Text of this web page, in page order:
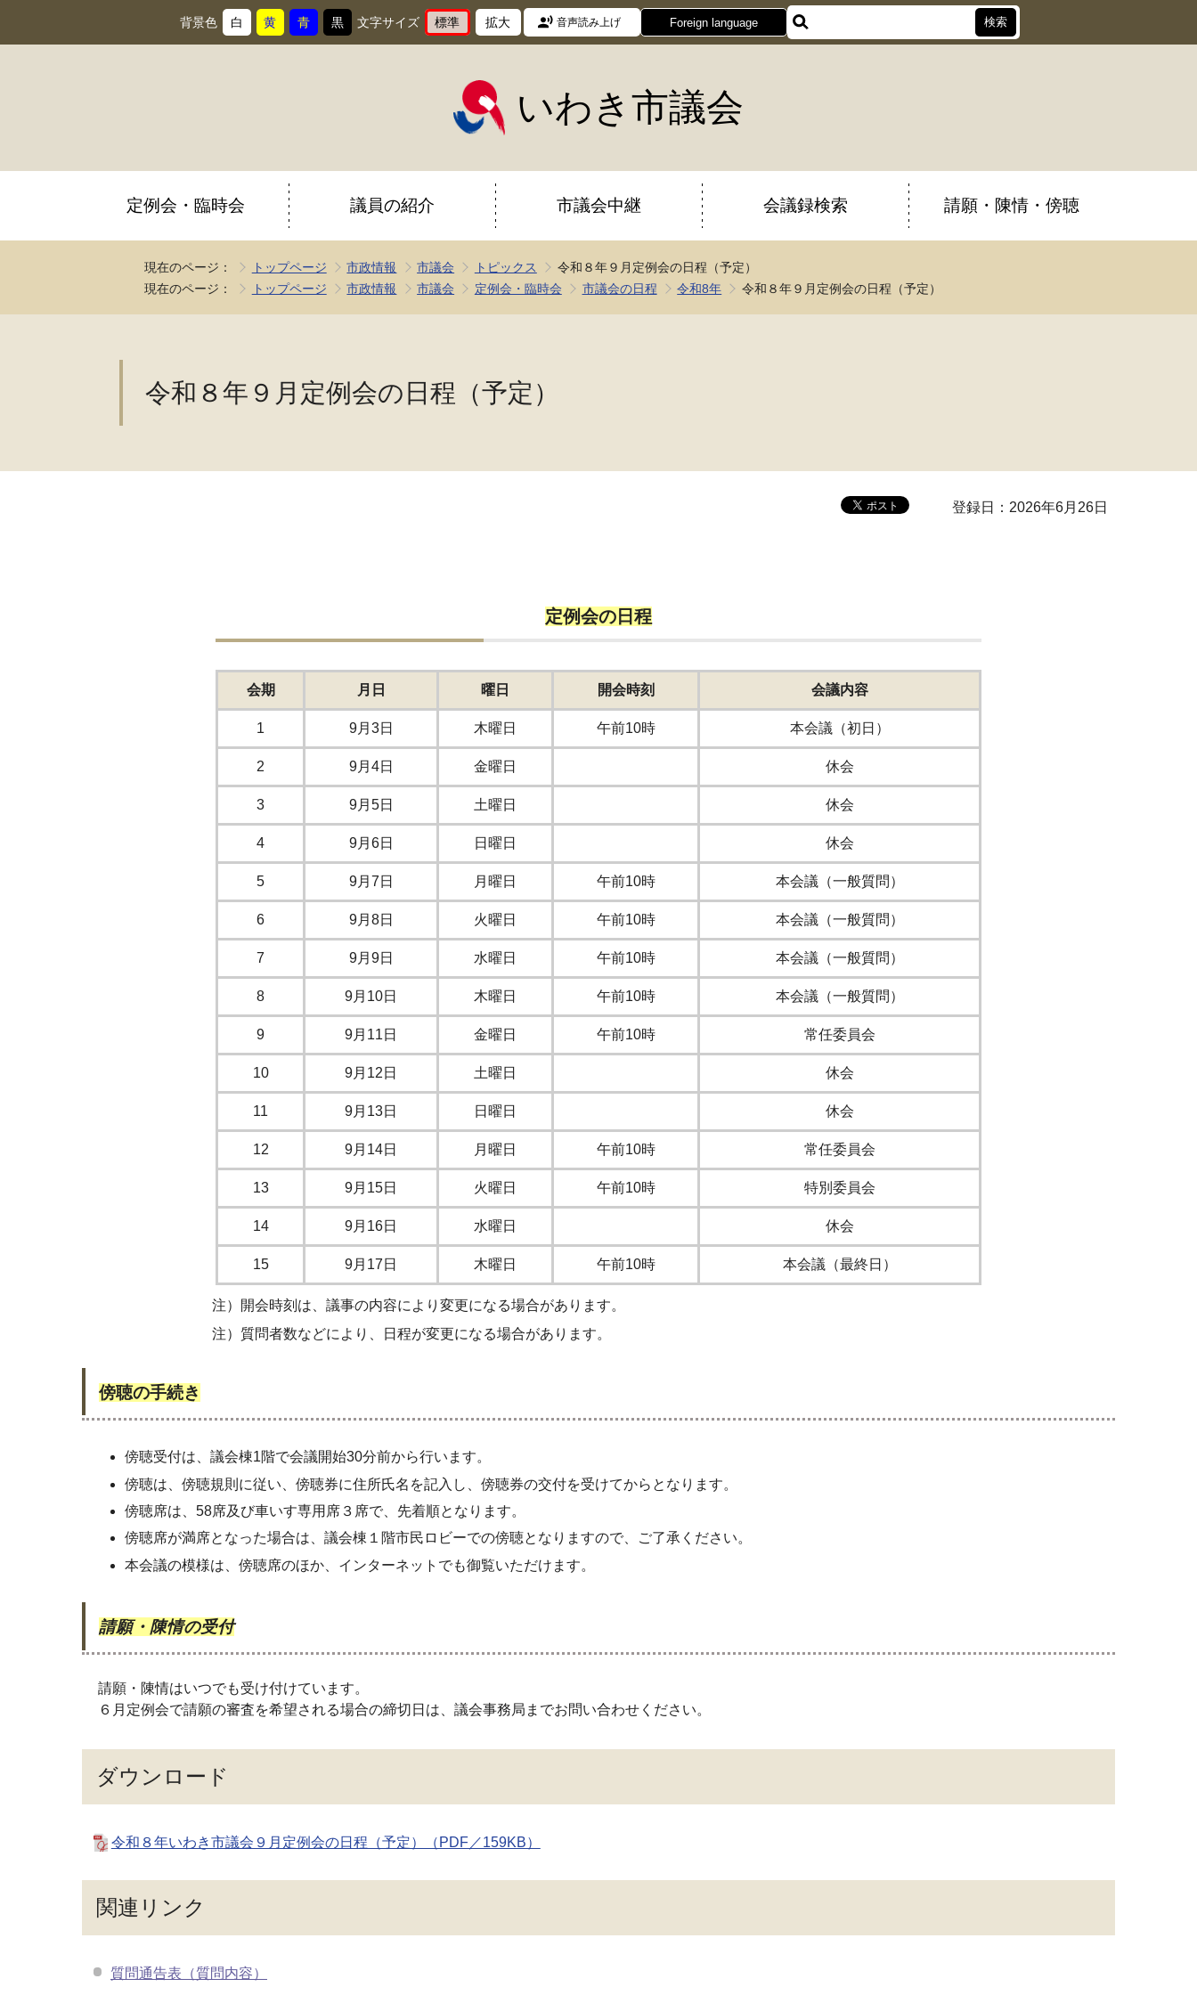
背景色
背
白
に
背
黄
に
背
青
に
背
黒
に
文字サイズ
文
標準
に
文
イ
ズ
を
拡大
に
音声読み上げ Foreign language
いわき市議会
定例会・臨時会 議員の紹介 市議会中継 会議録検索 請願・陳情・傍聴
現在のページ： トップページ 市政情報 市議会 トピックス
令和８年９月定例会の日程（予定）
現在のページ：
トップページ 市政情報 市議会 定例会・臨時会 市議会の日程 令和8年 令和８年９月定例会の日程（予定）
令和８年９月定例会の日程（予定）
登録日：2026年6月26日
定例会の日程
会期 月日 曜日 開会時刻 会議内容
1 9月3日 木曜日 午前10時 本会議（初日）
2 9月4日 金曜日 休会
3 9月5日 土曜日 休会
4 9月6日 日曜日 休会
5 9月7日 月曜日 午前10時 本会議（一般質問）
6 9月8日 火曜日 午前10時 本会議（一般質問）
7 9月9日 水曜日 午前10時 本会議（一般質問）
8 9月10日 木曜日 午前10時 本会議（一般質問）
9 9月11日 金曜日 午前10時 常任委員会
10 9月12日 土曜日 休会
11 9月13日 日曜日 休会
12 9月14日 月曜日 午前10時 常任委員会
13 9月15日 火曜日 午前10時 特別委員会
14 9月16日 水曜日 休会
15 9月17日 木曜日 午前10時 本会議（最終日）
注）開会時刻は、議事の内容により変更になる場合があります。
注）質問者数などにより、日程が変更になる場合があります。
傍聴の手続き
傍聴受付は、議会棟1階で会議開始30分前から行います。
傍聴は、傍聴規則に従い、傍聴券に住所氏名を記入し、傍聴券の交付を受けてからとなります。
傍聴席は、58席及び車いす専用席３席で、先着順となります。
傍聴席が満席となった場合は、議会棟１階市民ロビーでの傍聴となりますので、ご了承ください。
本会議の模様は、傍聴席のほか、インターネットでも御覧いただけます。
請願・陳情の受付
請願・陳情はいつでも受け付けています。
６月定例会で請願の審査を希望される場合の締切日は、議会事務局までお問い合わせください。
ダウンロード
令和８年いわき市議会９月定例会の日程（予定）（PDF／159KB）
関連リンク
質問通告表（質問内容）